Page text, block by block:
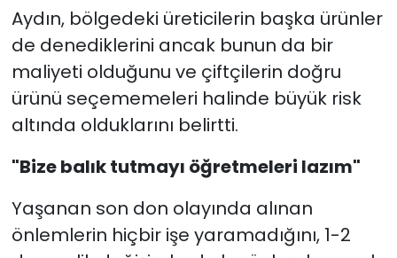
Aydın, bölgedeki üreticilerin başka ürünler
de denediklerini ancak bunun da bir
maliyeti olduğunu ve çiftçilerin doğru
ürünü seçememeleri halinde büyük risk
altında olduklarını belirtti.
"Bize balık tutmayı öğretmeleri lazım"
Yaşanan son don olayında alınan
önlemlerin hiçbir işe yaramadığını, 1-2